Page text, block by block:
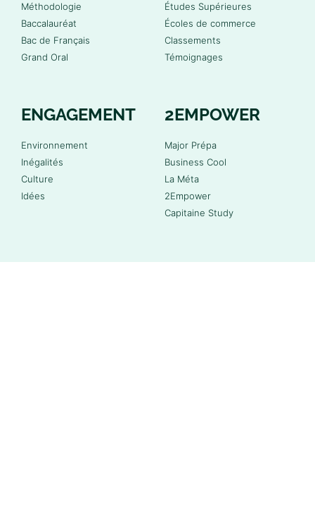
Méthodologie
Baccalauréat
Bac de Français
Grand Oral
Études Supérieures
Écoles de commerce
Classements
Témoignages
ENGAGEMENT
Environnement
Inégalités
Culture
Idées
2EMPOWER
Major Prépa
Business Cool
La Méta
2Empower
Capitaine Study